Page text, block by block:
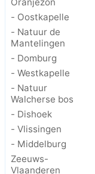
- Oostkapelle
- Natuur de
Mantelingen
- Domburg
- Westkapelle
- Natuur
Walcherse bos
- Dishoek
- Vlissingen
- Middelburg
Zeeuws-
Vlaanderen